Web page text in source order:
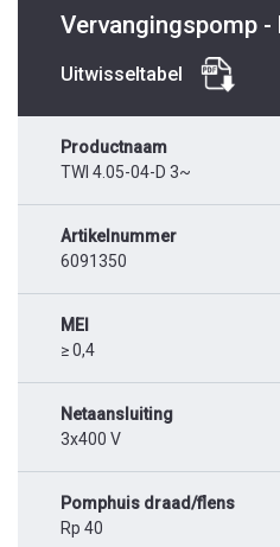
Vervangingspomp -
Uitwisseltabel
Productnaam
TWI 4.05-04-D 3~
Artikelnummer
6091350
MEI
≥ 0,4
Netaansluiting
3x400 V
Pomphuis draad/flens
Rp 40